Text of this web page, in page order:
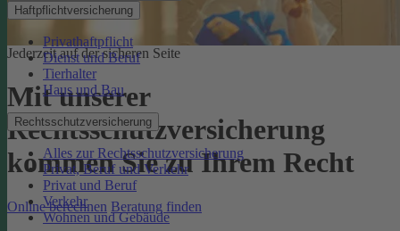
Haftpflichtversicherung
Privathaftpflicht
Dienst und Beruf
Tierhalter
Haus und Bau
Rechtsschutzversicherung
Alles zur Rechtsschutzversicherung
Privat, Beruf und Verkehr
Privat und Beruf
Verkehr
Wohnen und Gebäude
Jederzeit auf der sicheren Seite
Mit unserer
Rechtsschutzversicherung
kommen Sie zu Ihrem Recht
Online berechnen Beratung finden